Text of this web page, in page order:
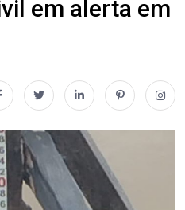
em alerta em